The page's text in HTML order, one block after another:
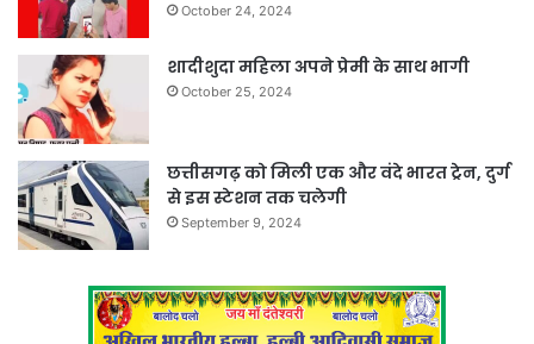
October 24, 2024
शादीशुदा महिला अपने प्रेमी के साथ भागी
October 25, 2024
छत्तीसगढ़ को मिली एक और वंदे भारत ट्रेन, दुर्ग
से इस स्टेशन तक चलेगी
September 9, 2024